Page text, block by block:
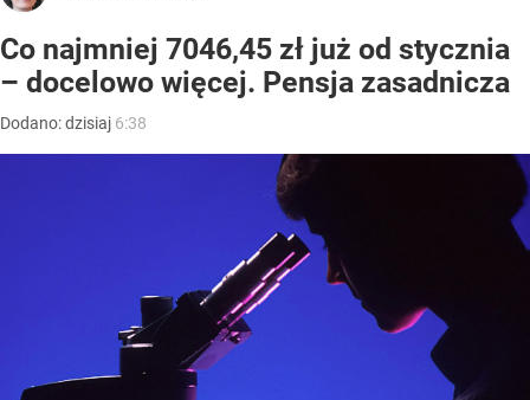
Co najmniej 7046,45 zł już od stycznia
– docelowo więcej. Pensja zasadnicza
Dodano:dzisiaj 6:38